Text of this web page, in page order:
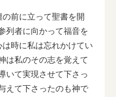
前に立って聖書を開
列者に向かって福音を
時に私は忘れかけてい
は私のその志を覚えて
いて実現させて下さっ
えて下さったのも神で